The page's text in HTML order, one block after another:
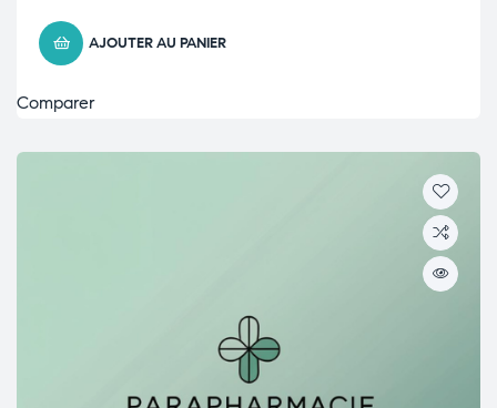
AJOUTER AU PANIER
Comparer